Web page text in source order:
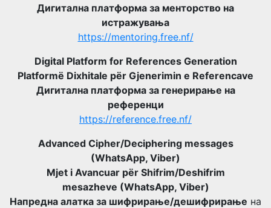
Дигитална платформа за менторство на
истражувања
https://mentoring.free.nf/
Digital Platform for References Generation
Platformë Dixhitale për Gjenerimin e Referencave
Дигитална платформа за генерирање на
референци
https://reference.free.nf/
Advanced Cipher/Deciphering messages
(WhatsApp, Viber)
Mjet i Avancuar për Shifrim/Deshifrim
mesazheve (WhatsApp, Viber)
Напредна алатка за шифрирање/дешифрирање на